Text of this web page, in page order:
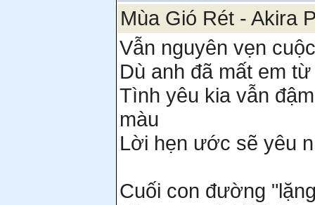
Mùa Gió Rét - Akira
Vẫn nguyên vẹn
Dù anh đã mất em
Tình yêu kia vẫn
màu
Lời hẹn ước sẽ yêu
Cuối con đường